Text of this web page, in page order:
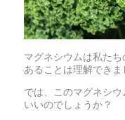
マグネシウムは私た
あることは理解できま
では、このマグネシ
いいのでしょうか？